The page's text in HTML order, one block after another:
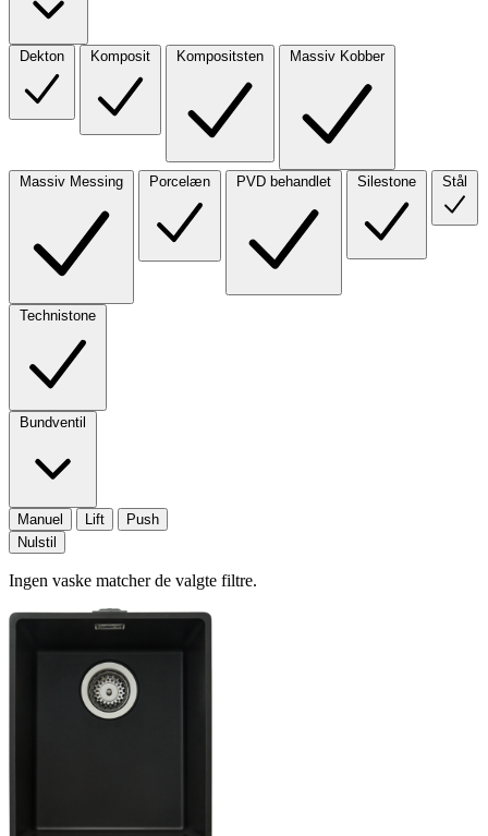
Dekton Komposit Kompositsten Massiv Kobber
Massiv Messing Porcelæn PVD behandlet Silestone Stål
Technistone
Bundventil
Manuel Lift
Push
Nulstil
Ingen vaske matcher de valgte filtre.